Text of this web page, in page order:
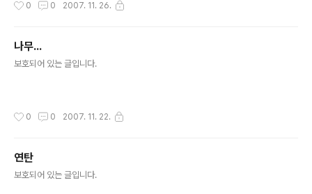
0 0 2007. 11. 26.
나무...
보호되어 있는 글입니다.
0 0 2007. 11. 22.
연탄
보호되어 있는 글입니다.